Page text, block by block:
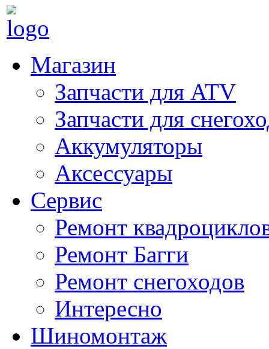
Магазин
Запчасти для ATV
Запчасти для
Аккумуляторы
Аксессуары
Сервис
Ремонт
Ремонт Багги
Ремонт снегоходов
Интересно
Шиномонтаж